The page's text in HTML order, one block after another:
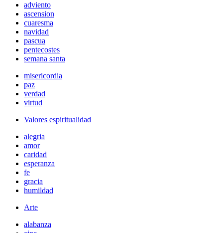
adviento
ascension
cuaresma
navidad
pascua
pentecostes
semana santa
misericordia
paz
verdad
virtud
Valores espiritualidad
alegria
amor
caridad
esperanza
fe
gracia
humildad
Arte
alabanza